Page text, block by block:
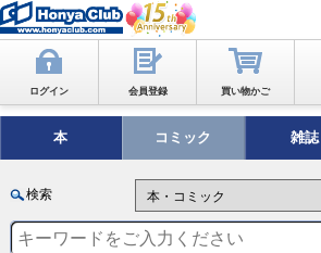
ログイン 会員登録 買い物かご
本 コミック 雑誌
検索